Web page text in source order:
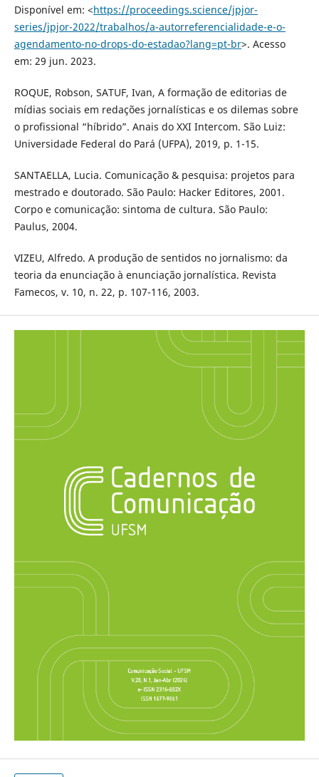
Disponível em: <https://proceedings.science/jpjor-
series/jpjor-2022/trabalhos/a-autorreferencialidade-e-o-
agendamento-no-drops-do-estadao?lang=pt-br>. Acesso
em: 29 jun. 2023.
ROQUE, Robson, SATUF, Ivan, A formação de editorias de
mídias sociais em redações jornalísticas e os dilemas sobre
o profissional “híbrido”. Anais do XXI Intercom. São Luiz:
Universidade Federal do Pará (UFPA), 2019, p. 1-15.
SANTAELLA, Lucia. Comunicação & pesquisa: projetos para
mestrado e doutorado. São Paulo: Hacker Editores, 2001.
Corpo e comunicação: sintoma de cultura. São Paulo:
Paulus, 2004.
VIZEU, Alfredo. A produção de sentidos no jornalismo: da
teoria da enunciação à enunciação jornalística. Revista
Famecos, v. 10, n. 22, p. 107-116, 2003.